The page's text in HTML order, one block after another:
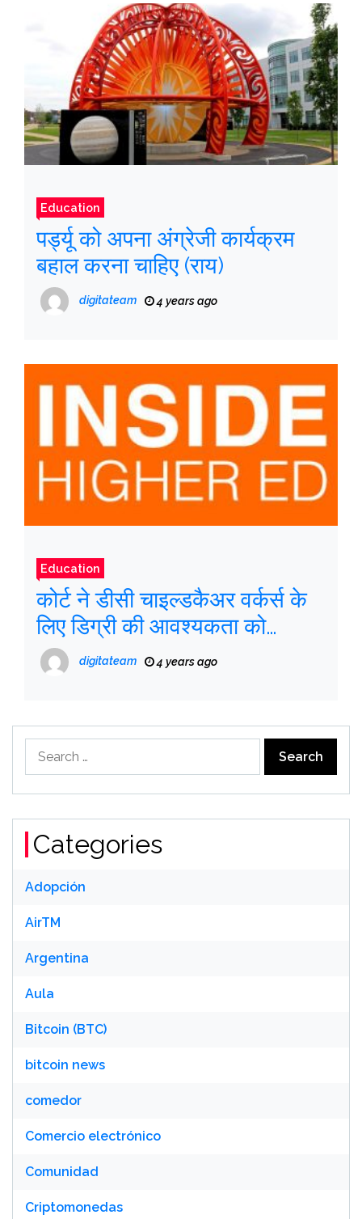
Education
पर्ड्यू को अपना अंग्रेजी कार्यक्रम
बहाल करना चाहिए (राय)
digitateam 4 years ago
Education
कोर्ट ने डीसी चाइल्डकैअर वर्कर्स के
लिए डिग्री की आवश्यकता को
बरकरार रखा
digitateam 4 years ago
for:
Categories
Adopción
AirTM
Argentina
Aula
Bitcoin (BTC)
bitcoin news
comedor
Comercio electrónico
Comunidad
Criptomonedas